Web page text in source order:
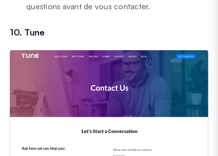
questions avant de vous contacter.
10. Tune